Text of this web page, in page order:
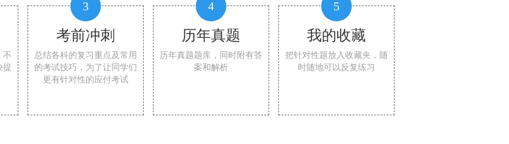
不
提
3
考前冲刺
总结各科的复习重点及常用
的考试技巧，为了让同学们
更有针对性的应付考试
4
历年真题
历年真题题库，同时附有答
案和解析
5
我的收藏
把针对性题放入收藏夹，随
时随地可以反复练习